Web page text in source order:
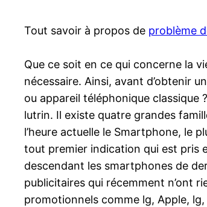
Tout savoir à propos de problème
Que ce soit en ce qui concerne la
nécessaire. Ainsi, avant d’obtenir
ou appareil téléphonique classique
lutrin. Il existe quatre grandes
l’heure actuelle le Smartphone, le
tout premier indication qui est pris
descendant les smartphones de
publicitaires qui récemment n’ont
promotionnels comme lg, Apple,